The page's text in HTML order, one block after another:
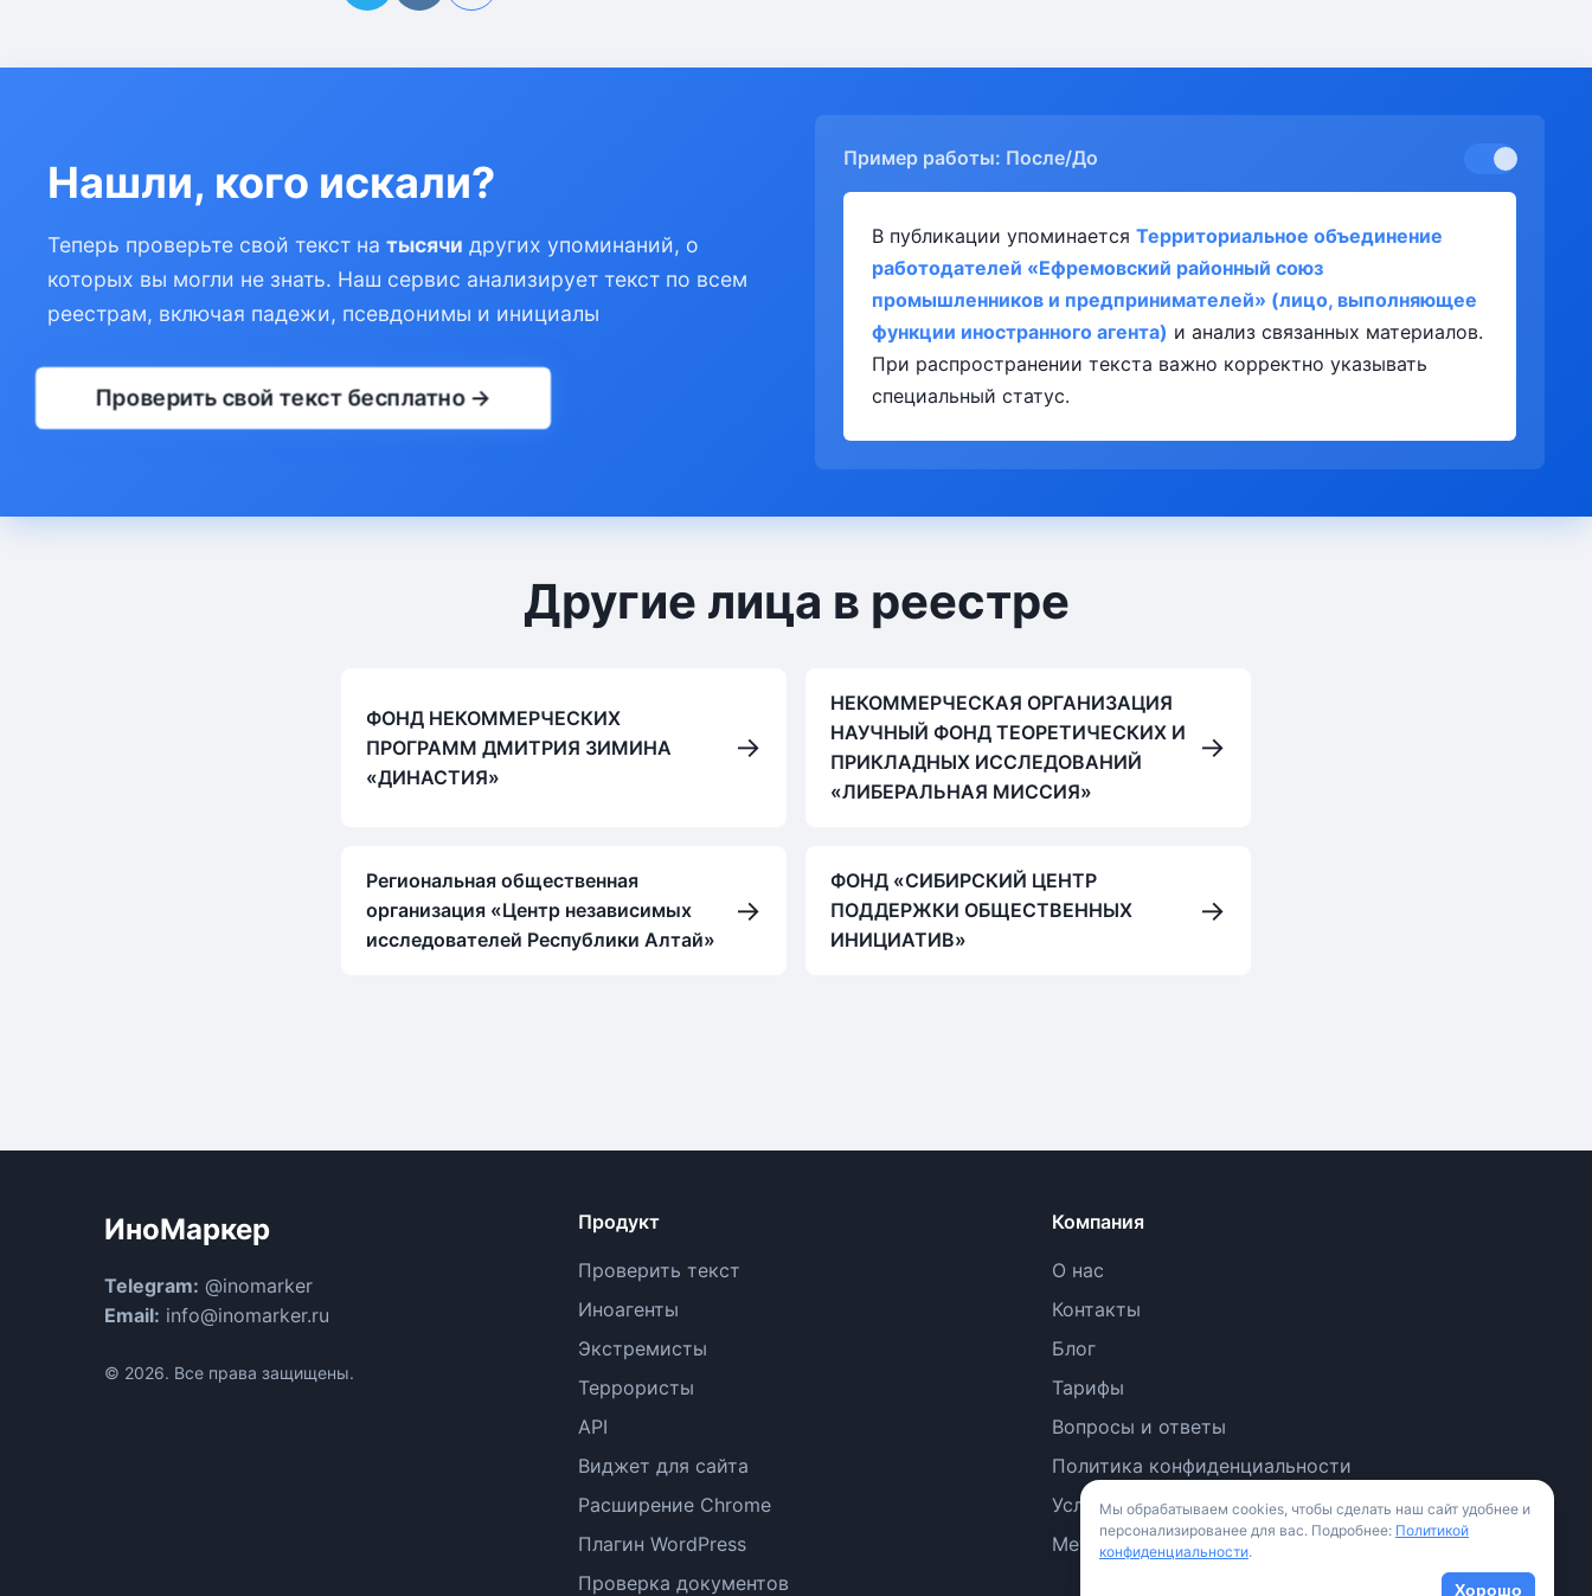
Нашли, кого искали?
Теперь проверьте свой текст на тысячи других упоминаний, о
которых вы могли не знать. Наш сервис анализирует текст по всем
реестрам, включая падежи, псевдонимы и инициалы
Проверить свой текст бесплатно →
Пример работы: После/До
В публикации упоминается Территориальное объединение
работодателей «Ефремовский районный союз
промышленников и предпринимателей» (лицо, выполняющее
функции иностранного агента) и анализ связанных материалов.
При распространении текста важно корректно указывать
специальный статус.
Другие лица в реестре
ФОНД НЕКОММЕРЧЕСКИХ
ПРОГРАММ ДМИТРИЯ ЗИМИНА
«ДИНАСТИЯ»
→
НЕКОММЕРЧЕСКАЯ ОРГАНИЗАЦИЯ
НАУЧНЫЙ ФОНД ТЕОРЕТИЧЕСКИХ И
ПРИКЛАДНЫХ ИССЛЕДОВАНИЙ
«ЛИБЕРАЛЬНАЯ МИССИЯ»
→
Региональная общественная
организация «Центр независимых
исследователей Республики Алтай»
→
ФОНД «СИБИРСКИЙ ЦЕНТР
ПОДДЕРЖКИ ОБЩЕСТВЕННЫХ
ИНИЦИАТИВ»
→
ИноМаркер
Telegram: @inomarker
Email: info@inomarker.ru
© 2026. Все права защищены.
Продукт
Проверить текст
Иноагенты
Экстремисты
Террористы
API
Виджет для сайта
Расширение Chrome
Плагин WordPress
Проверка документов
Компания
О нас
Контакты
Блог
Тарифы
Вопросы и ответы
Политика конфиденциальности
Условия использования
Методология
Мы обрабатываем cookies, чтобы сделать наш сайт удобнее и
персонализированее для вас. Подробнее: Политикой
конфиденциальности.
Хорошо